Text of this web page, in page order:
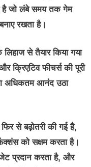
है जो लंबे समय तक गेम
रखता है।
से तैयार किया गया
क्रिएटिव फीचर्स की पूरी
अधिकतम आनंद उठा
से बढ़ोतरी की गई है,
को सक्षम करता है।
प्रदान करता है, और